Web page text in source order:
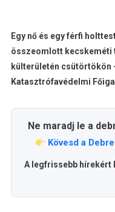
Egy nő és egy férfi
összeomlott kecskeméti
külterületén csütörtökön
Katasztrófavédelmi
Ne maradj le a
Kövesd a
A legfrissebb hírekért